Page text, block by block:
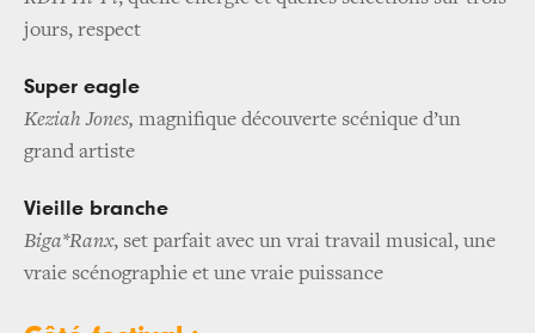
jours, respect
Super eagle
Keziah Jones, magnifique découverte scénique d’un
grand artiste
Vieille branche
Biga*Ranx, set parfait avec un vrai travail musical, une
vraie scénographie et une vraie puissance